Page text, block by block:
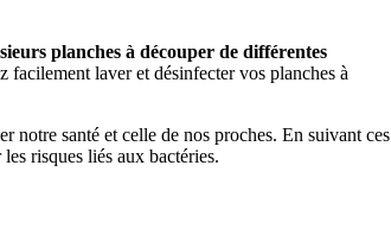
planches à découper de différentes
facilement laver et désinfecter vos planches à
notre santé et celle de nos proches. En suivant ces
risques liés aux bactéries.